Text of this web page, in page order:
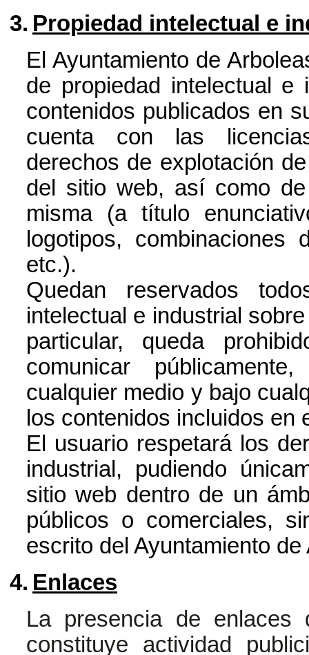
3. Propiedad intelectual e
El Ayuntamiento de
de propiedad intelectual
contenidos publicados en
cuenta con las
derechos de explotación
del sitio web, así como
misma (a título
logotipos,
etc.).
Quedan reservados
intelectual e industrial
particular, queda
comunicar
cualquier medio y bajo
los contenidos incluidos en
El usuario respetará los
industrial, pudiendo
sitio web dentro de un
públicos o comerciales,
escrito del Ayuntamiento de
4. Enlaces
La presencia de
constituye actividad